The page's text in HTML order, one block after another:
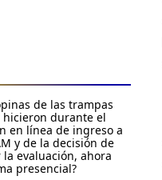
de las trampas
hicieron durante el
en línea de ingreso a
y de la decisión de
evaluación, ahora
presencial?